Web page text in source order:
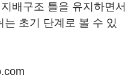
배구조 틀을 유지하면서
초기 단계로 볼 수 있